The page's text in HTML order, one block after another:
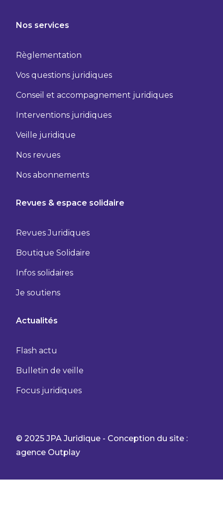
Nos services
Règlementation
Vos questions juridiques
Conseil et accompagnement juridiques
Interventions juridiques
Veille juridique
Nos revues
Nos abonnements
Revues & espace solidaire
Revues Juridiques
Boutique Solidaire
Infos solidaires
Je soutiens
Actualités
Flash actu
Bulletin de veille
Focus juridiques
© 2025 JPA Juridique - Conception du site :
agence Outplay